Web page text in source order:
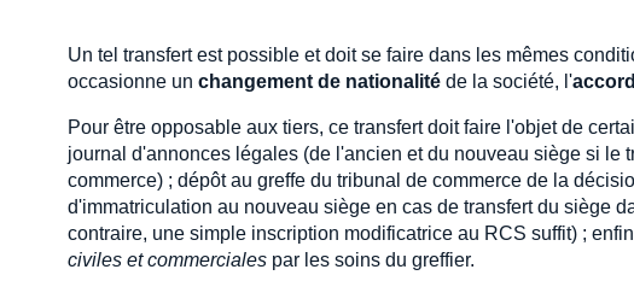
Un tel transfert est possible et doit se faire dans les mêmes
occasionne un changement de nationalité de la société, l'
Pour être opposable aux tiers, ce transfert doit faire l'objet de
journal d'annonces légales (de l'ancien et du nouveau siège si le
commerce) ; dépôt au greffe du tribunal de commerce de la
d'immatriculation au nouveau siège en cas de transfert du siège
contraire, une simple inscription modificatrice au RCS suffit) ;
civiles et commerciales par les soins du greffier.